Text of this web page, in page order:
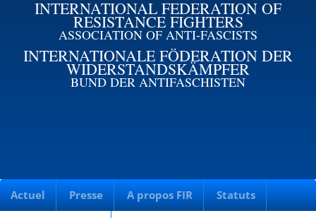
INTERNATIONAL FEDERATION OF
RESISTANCE FIGHTERS
ASSOCIATION OF ANTI-FASCISTS
INTERNATIONALE FÖDERATION DER
WIDERSTANDSKÄMPFER
BUND DER ANTIFASCHISTEN
Actuel Presse A propos FIR Statuts